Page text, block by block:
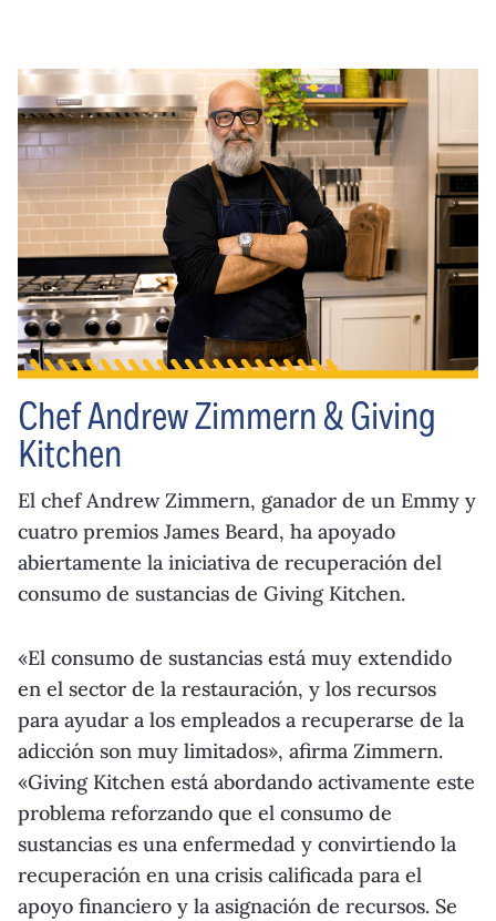
Chef Andrew Zimmern & Giving
Kitchen
El chef Andrew Zimmern, ganador de un Emmy y
cuatro premios James Beard, ha apoyado
abiertamente la iniciativa de recuperación del
consumo de sustancias de Giving Kitchen.
«El consumo de sustancias está muy extendido
en el sector de la restauración, y los recursos
para ayudar a los empleados a recuperarse de la
adicción son muy limitados», afirma Zimmern.
«Giving Kitchen está abordando activamente este
problema reforzando que el consumo de
sustancias es una enfermedad y convirtiendo la
recuperación en una crisis calificada para el
apoyo financiero y la asignación de recursos. Se